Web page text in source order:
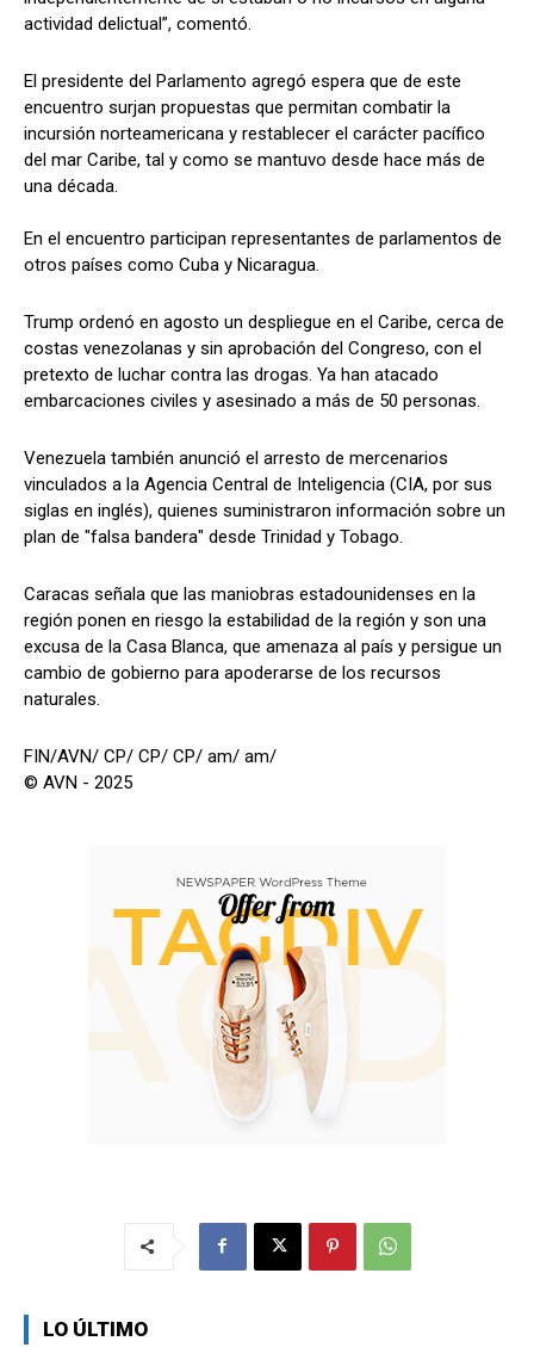
actividad delictual”, comentó.
El presidente del Parlamento agregó espera que de este
encuentro surjan propuestas que permitan combatir la
incursión norteamericana y restablecer el carácter pacífico
del mar Caribe, tal y como se mantuvo desde hace más de
una década.
En el encuentro participan representantes de parlamentos de
otros países como Cuba y Nicaragua.
Trump ordenó en agosto un despliegue en el Caribe, cerca de
costas venezolanas y sin aprobación del Congreso, con el
pretexto de luchar contra las drogas. Ya han atacado
embarcaciones civiles y asesinado a más de 50 personas.
Venezuela también anunció el arresto de mercenarios
vinculados a la Agencia Central de Inteligencia (CIA, por sus
siglas en inglés), quienes suministraron información sobre un
plan de "falsa bandera" desde Trinidad y Tobago.
Caracas señala que las maniobras estadounidenses en la
región ponen en riesgo la estabilidad de la región y son una
excusa de la Casa Blanca, que amenaza al país y persigue un
cambio de gobierno para apoderarse de los recursos
naturales.
FIN/AVN/ CP/ CP/ CP/ am/ am/
© AVN - 2025
LO ÚLTIMO